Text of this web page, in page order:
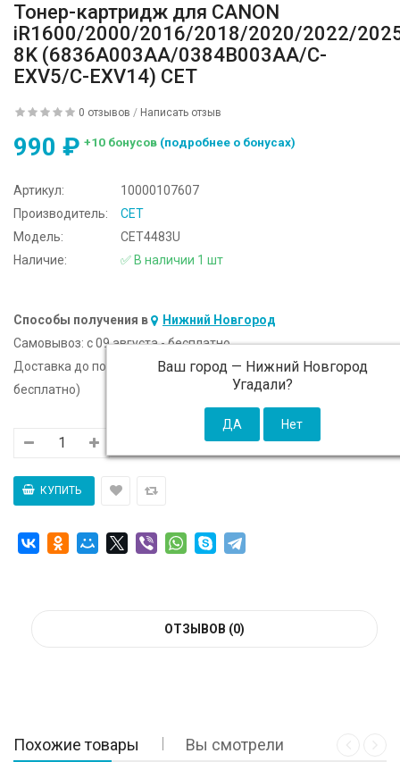
Тонер-картридж для CANON
iR1600/2000/2016/2018/2020/2022/
8K (6836A003AA/0384B003AA/C-
EXV5/C-EXV14) CET
0 отзывов / Написать отзыв
990 ₽ +10 бонусов (подробнее о бонусах)
Артикул:
10000107607
Производитель:
CET
Модель:
CET4483U
Наличие:
✅ В наличии 1 шт
Способы получения в Нижний Новгород
Ваш город — Нижний Новгород
Угадали?
Самовывоз: c 09 августа - бесплатно
Доставка до подъезда:
c 09 августа - 300 ₽ (от 5 000 ₽
бесплатно)
ОТЗЫВОВ (0)
Похожие товары Вы смотрели